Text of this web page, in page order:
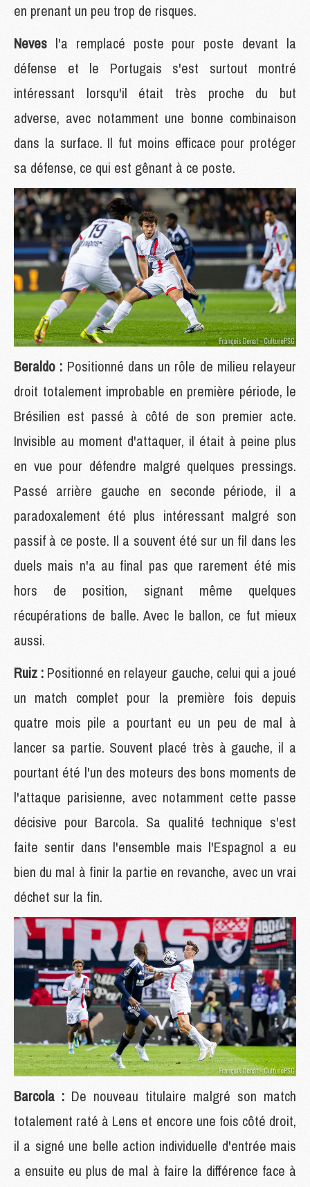
en prenant un peu trop de risques.
Neves l'a remplacé poste pour poste devant la
défense et le Portugais s'est surtout montré
intéressant lorsqu'il était très proche du but
adverse, avec notamment une bonne combinaison
dans la surface. Il fut moins efficace pour protéger
sa défense, ce qui est gênant à ce poste.
Beraldo : Positionné dans un rôle de milieu relayeur
droit totalement improbable en première période, le
Brésilien est passé à côté de son premier acte.
Invisible au moment d'attaquer, il était à peine plus
en vue pour défendre malgré quelques pressings.
Passé arrière gauche en seconde période, il a
paradoxalement été plus intéressant malgré son
passif à ce poste. Il a souvent été sur un fil dans les
duels mais n'a au final pas que rarement été mis
hors de position, signant même quelques
récupérations de balle. Avec le ballon, ce fut mieux
aussi.
Ruiz : Positionné en relayeur gauche, celui qui a joué
un match complet pour la première fois depuis
quatre mois pile a pourtant eu un peu de mal à
lancer sa partie. Souvent placé très à gauche, il a
pourtant été l'un des moteurs des bons moments de
l'attaque parisienne, avec notamment cette passe
décisive pour Barcola. Sa qualité technique s'est
faite sentir dans l'ensemble mais l'Espagnol a eu
bien du mal à finir la partie en revanche, avec un vrai
déchet sur la fin.
Barcola : De nouveau titulaire malgré son match
totalement raté à Lens et encore une fois côté droit,
il a signé une belle action individuelle d'entrée mais
a ensuite eu plus de mal à faire la différence face à